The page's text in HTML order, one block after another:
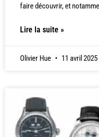
faire découvrir, et
Lire la suite »
Olivier Hue 11 avril 2025